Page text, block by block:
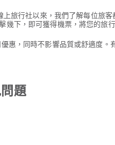
旅行社以來，我們了解每位旅
下，即可獲得機票，將您的旅
惠，同時不影響品質或舒適度
題